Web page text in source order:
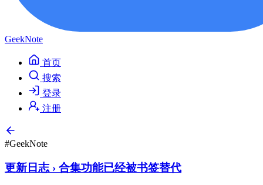
GeekNote
首页
搜索
登录
注册
#GeekNote
更新日志 › 合集功能已经被书签替代